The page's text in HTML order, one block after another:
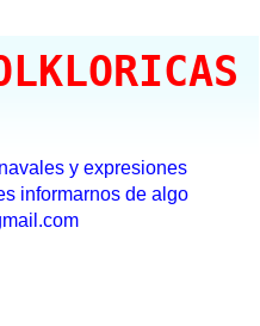
y expresiones
informarnos de algo